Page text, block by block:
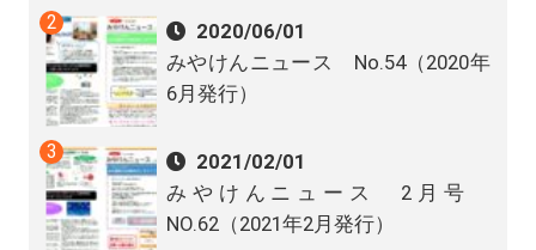
2020/06/01
みやけんニュース No.54（2020年
6月発行）
2021/02/01
みやけんニュース 2月号
NO.62（2021年2月発行）